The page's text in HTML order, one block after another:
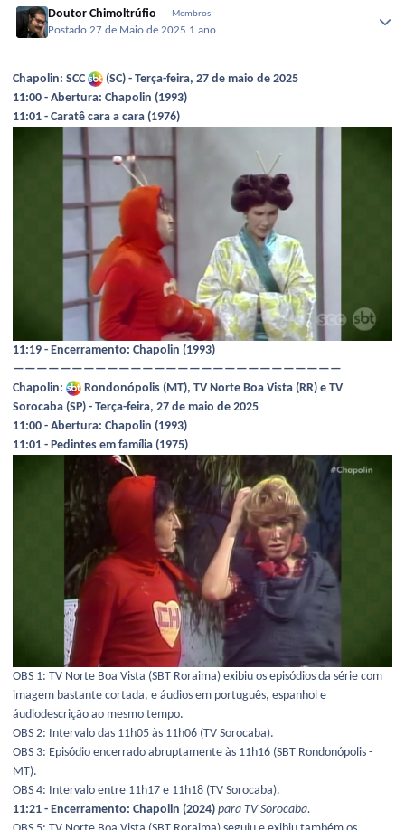
Doutor Chimoltrúfio Membros
Postado27 de Maio de 2025 1 ano
Chapolin: SCC
(SC) - Terça-feira, 27 de maio de 2025
11:00 - Abertura: Chapolin (1993)
11:01 - Caratê cara a cara (1976)
11:19 - Encerramento: Chapolin (1993)
————————————————————————————
Chapolin:
Rondonópolis (MT), TV Norte Boa Vista (RR) e TV
Sorocaba (SP) - Terça-feira, 27 de maio de 2025
11:00 - Abertura: Chapolin (1993)
11:01 - Pedintes em família (1975)
OBS 1: TV Norte Boa Vista (SBT Roraima) exibiu os episódios da série com
imagem bastante cortada, e áudios em português, espanhol e
áudiodescrição ao mesmo tempo.
OBS 2: Intervalo das 11h05 às 11h06 (TV Sorocaba).
OBS 3: Episódio encerrado abruptamente às 11h16 (SBT Rondonópolis -
MT).
OBS 4: Intervalo entre 11h17 e 11h18 (TV Sorocaba).
11:21 - Encerramento: Chapolin (2024) para TV Sorocaba.